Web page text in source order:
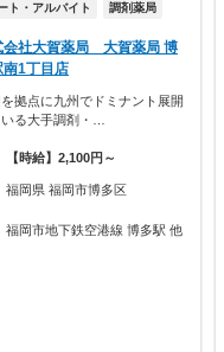
ト・アルバイト 調剤薬局
会社大賀薬局 大賀薬局 博
南1丁目店
拠点に九州でドミナント展開
いる大手調剤・…
【時給】2,100円～
福岡県 福岡市博多区
福岡市地下鉄空港線 博多駅 他